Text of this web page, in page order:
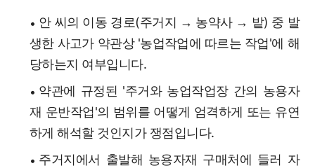
안 씨의 이동 경로(주거지 → 농약사 → 밭) 중 발
생한 사고가 약관상 '농업작업에 따르는 작업'에 해
당하는지 여부입니다.
약관에 규정된 '주거와 농업작업장 간의 농용자
재 운반작업'의 범위를 어떻게 엄격하게 또는 유연
하게 해석할 것인지가 쟁점입니다.
주거지에서 출발해 농용자재 구매처에 들러 자